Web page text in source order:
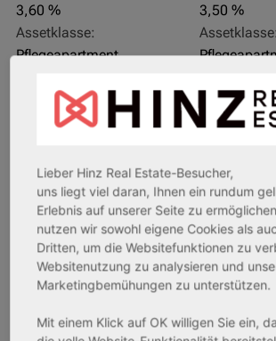
3,60 %
Assetklasse:
Pflegeapartment
Bestandsobjekt
Gesamtfläche:
Gesamtpreis:
233.556,67 € - 349.016,67 €
3,50 %
Assetklasse:
Gesamtpreis:
AfA Degressive 5,00 % Sofortmiete
Lieber Hinz Real Estate-Besucher,
uns liegt viel daran, Ihnen ein rundum
Erlebnis auf unserer Seite zu
nutzen wir sowohl eigene Cookies als
Dritten, um die Websitefunktionen zu
Websitenutzung zu analysieren und
Marketingbemühungen zu unterstützen.
Mit einem Klick auf OK willigen Sie ein,